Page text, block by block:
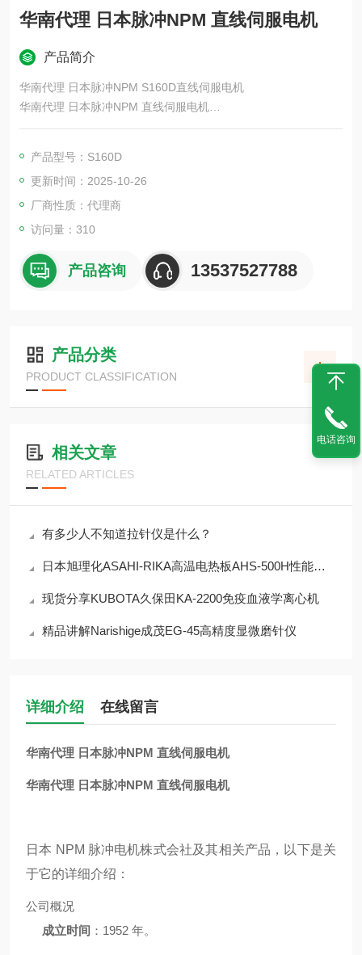
华南代理 日本脉冲NPM 直线伺服电机
产品简介
华南代理 日本脉冲NPM S160D直线伺服电机
华南代理 日本脉冲NPM 直线伺服电机
等相关产品的研发、生产及销售。
产品型号：S160D
更新时间：2025-10-26
厂商性质：代理商
访问量：310
产品咨询 13537527788
产品分类
PRODUCT CLASSIFICATION
相关文章
RELATED ARTICLES
有多少人不知道拉针仪是什么？
日本旭理化ASAHI-RIKA高温电热板AHS-500H性能介绍
现货分享KUBOTA久保田KA-2200免疫血液学离心机
精品讲解Narishige成茂EG-45高精度显微磨针仪
详细介绍 在线留言
华南代理 日本脉冲NPM 直线伺服电机
华南代理 日本脉冲NPM 直线伺服电机
日本 NPM 脉冲电机株式会社及其相关产品，以下是关
于它的详细介绍：
公司概况
成立时间 ：1952 年。
电话咨询